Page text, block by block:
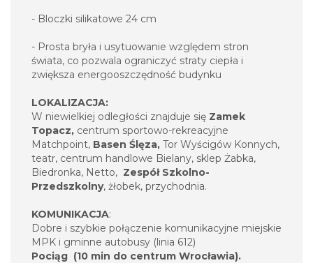
- Bloczki silikatowe 24 cm
- Prosta bryła i usytuowanie względem stron
świata, co pozwala ograniczyć straty ciepła i
zwiększa energooszczędność budynku
LOKALIZACJA:
W niewielkiej odległości znajduje się Zamek
Topacz, centrum sportowo-rekreacyjne
Matchpoint, Basen Ślęza, Tor Wyścigów Konnych,
teatr, centrum handlowe Bielany, sklep Żabka,
Biedronka, Netto, Zespół Szkolno-
Przedszkolny, żłobek, przychodnia.
KOMUNIKACJA:
Dobre i szybkie połączenie komunikacyjne miejskie
MPK i gminne autobusy (linia 612)
Pociąg (10 min do centrum Wrocławia).